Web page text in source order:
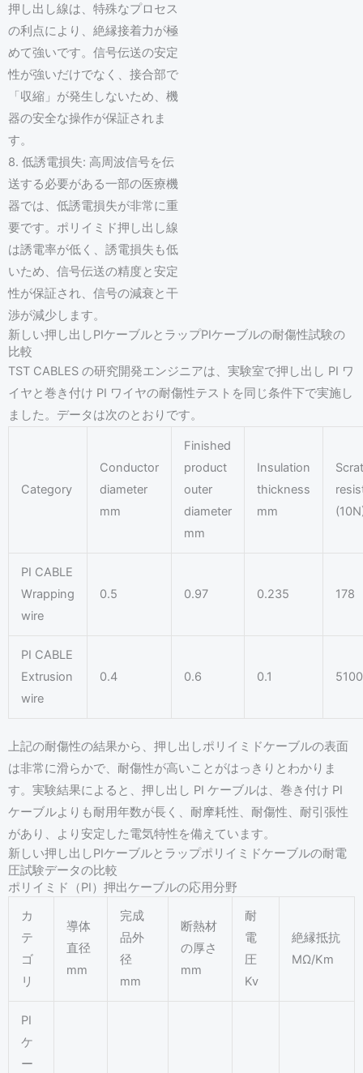
押し出し線は、特殊なプロセス
の利点により、絶縁接着力が極
めて強いです。信号伝送の安定
性が強いだけでなく、接合部で
「収縮」が発生しないため、機
器の安全な操作が保証されま
す。
8. 低誘電損失: 高周波信号を伝
送する必要がある一部の医療機
器では、低誘電損失が非常に重
要です。ポリイミド押し出し線
は誘電率が低く、誘電損失も低
いため、信号伝送の精度と安定
性が保証され、信号の減衰と干
渉が減少します。
新しい押し出しPIケーブルとラップPIケーブルの耐傷性試験の
比較
TST CABLES の研究開発エンジニアは、実験室で押し出し PI ワ
イヤと巻き付け PI ワイヤの耐傷性テストを同じ条件下で実施し
ました。データは次のとおりです。
Category
Conductor
diameter
mm
Finished
product
outer
diameter
mm
Insulation
thickness
mm
PI CABLE
Wrapping
wire
0.5 0.97 0.235 178
PI CABLE
Extrusion
wire
0.4 0.6 0.1 5100
上記の耐傷性の結果から、押し出しポリイミドケーブルの表面
は非常に滑らかで、耐傷性が高いことがはっきりとわかりま
す。実験結果によると、押し出し PI ケーブルは、巻き付け PI
ケーブルよりも耐用年数が長く、耐摩耗性、耐傷性、耐引張性
があり、より安定した電気特性を備えています。
新しい押し出しPIケーブルとラップポリイミドケーブルの耐電
圧試験データの比較
ポリイミド（PI）押出ケーブルの応用分野
カ
テ
ゴ
リ
導体
直径
mm
完成
品外
径
mm
断熱材
の厚さ
mm
耐
電
圧
Kv
絶縁抵抗
MΩ/Km
PI
ケ
ー